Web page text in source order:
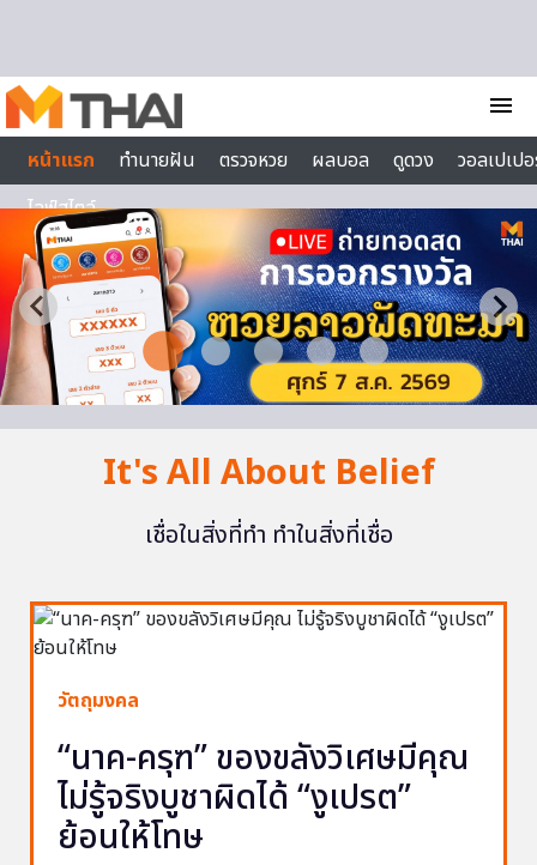
menu
หน้าแรก
ทำนายฝัน ตรวจหวย ผลบอล ดูดวง
วอลเปเป
ไลฟ์สไตล์
It's All About Belief
เชื่อในสิ่งที่ทำ ทำในสิ่งที่เชื่อ
วัตถุมงคล
“นาค-ครุฑ” ของขลังวิเศษมีคุณ
ไม่รู้จริงบูชาผิดได้ “งูเปรต”
ย้อนให้โทษ